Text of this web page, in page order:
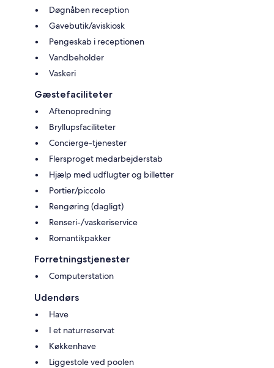
Døgnåben reception
Gavebutik/aviskiosk
Pengeskab i receptionen
Vandbeholder
Vaskeri
Gæstefaciliteter
Aftenopredning
Bryllupsfaciliteter
Concierge-tjenester
Flersproget medarbejderstab
Hjælp med udflugter og billetter
Portier/piccolo
Rengøring (dagligt)
Renseri-/vaskeriservice
Romantikpakker
Forretningstjenester
Computerstation
Udendørs
Have
I et naturreservat
Køkkenhave
Liggestole ved poolen